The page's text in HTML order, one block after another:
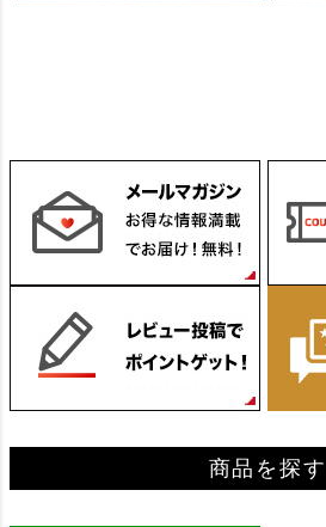
商品を探す